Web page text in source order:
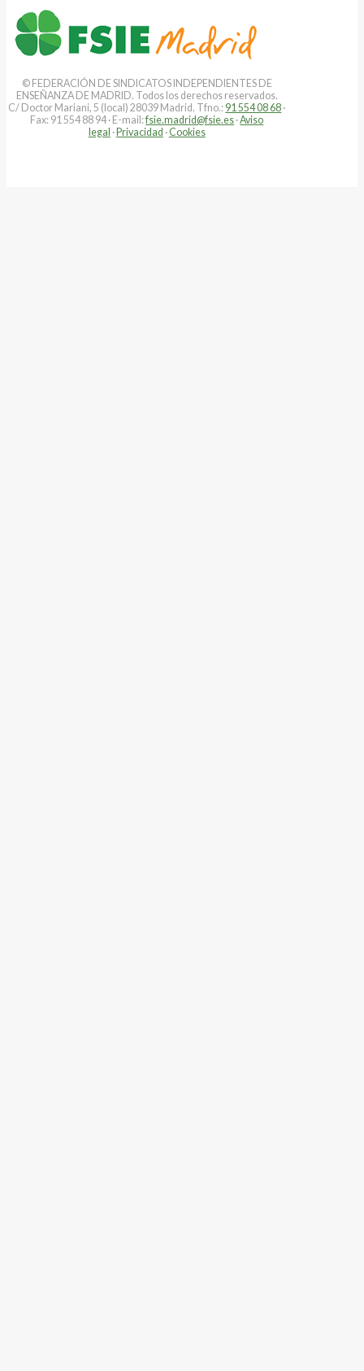
© FEDERACIÓN DE SINDICATOS INDEPENDIENTES DE
ENSEÑANZA DE MADRID. Todos los derechos reservados.
C/ Doctor Mariani, 5 (local) 28039 Madrid. Tfno.: 91 554 08 68 ·
Fax: 91 554 88 94 · E-mail:fsie.madrid@fsie.es ·Aviso
legal ·Privacidad · Cookies